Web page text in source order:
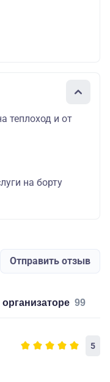
теплоход и от
на борту
Отправить отзыв
организаторе 99
5